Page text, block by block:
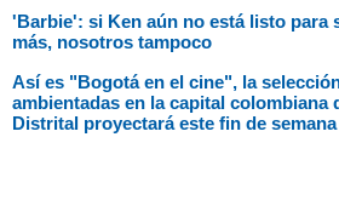
'Barbie': si Ken aún no está listo para
más, nosotros tampoco
Así es "Bogotá en el cine", la
ambientadas en la capital colombiana
Distrital proyectará este fin de semana